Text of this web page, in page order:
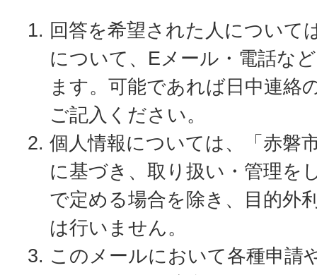
回答を希望された人について
について、Eメール・電話な
ます。可能であれば日中連絡
ご記入ください。
個人情報については、「赤磐
に基づき、取り扱い・管理を
で定める場合を除き、目的外
は行いません。
このメールにおいて各種申請